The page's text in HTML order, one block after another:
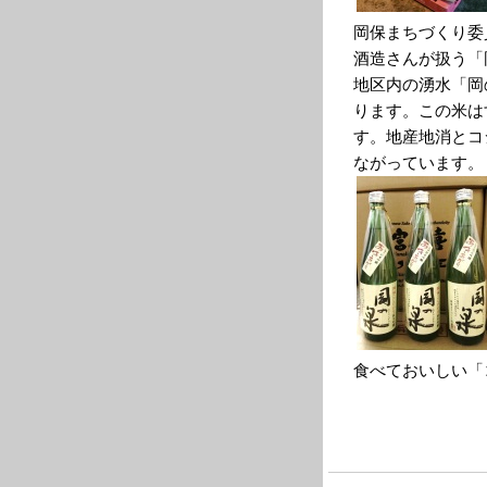
岡保まちづくり
酒造さんが扱う
地区内の湧水「
ります。この米
す。地産地消と
ながっています。
食べておいしい